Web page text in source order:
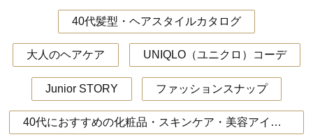
40代髪型・ヘアスタイルカタログ
大人のヘアケア UNIQLO（ユニクロ）コーデ
Junior STORY ファッションスナップ
40代におすすめの化粧品・スキンケア・美容アイテム